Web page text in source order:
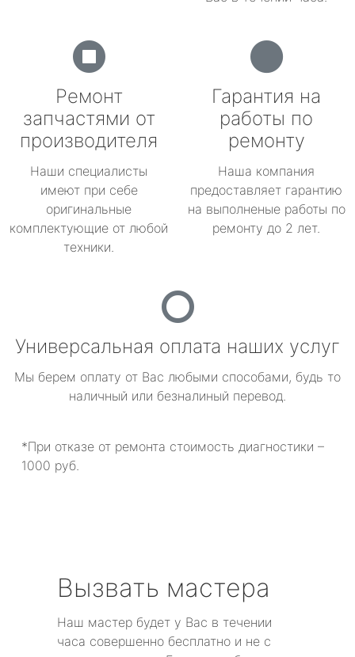
Ремонт
запчастями от
производителя
Наши специалисты
имеют при себе
оригинальные
комплектующие от любой
техники.
Гарантия на
работы по
ремонту
Наша компания
предоставляет гарантию
на выполненые работы по
ремонту до 2 лет.
Универсальная оплата наших услуг
Мы берем оплату от Вас любыми способами, будь то
наличный или безналиный перевод.
*При отказе от ремонта стоимость диагностики –
1000 руб.
Вызвать мастера
Наш мастер будет у Вас в течении
часа совершенно бесплатно и не с